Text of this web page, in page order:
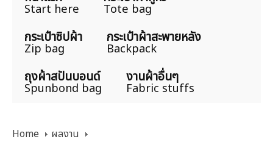
Start here Tote bag
กระเป๋าซิปผ้า
Zip bag
กระเป๋าผ้าสะพายหลัง
Backpack
ถุงผ้าสปันบอนด์
Spunbond bag
งานผ้าอื่นๆ
Fabric stuffs
Home
ผลงาน